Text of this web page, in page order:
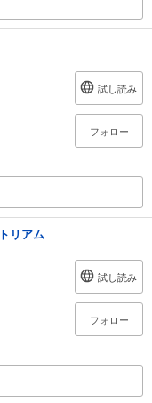
試し読み
フォロー
リアム
試し読み
フォロー